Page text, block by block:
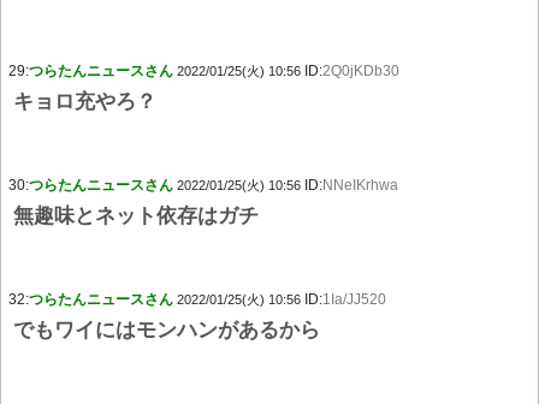
29:つらたんニュースさん 2022/01/25(火) 10:56 ID:2Q0jKDb30
キョロ充やろ？
30:つらたんニュースさん 2022/01/25(火) 10:56 ID:NNeIKrhwa
無趣味とネット依存はガチ
32:つらたんニュースさん 2022/01/25(火) 10:56 ID:1Ia/JJ520
でもワイにはモンハンがあるから